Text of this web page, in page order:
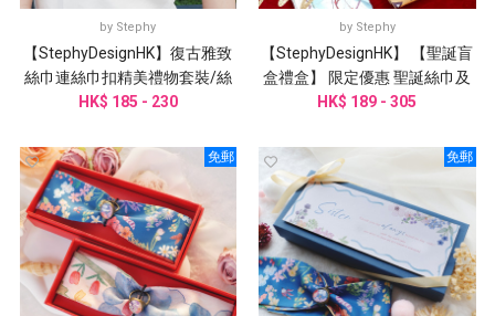
by Stephy
【StephyDesignHK】復古雅致
絲巾連絲巾扣精美禮物套裝/絲
巾/小圍巾客製化禮物
HK$ 185 - 230
by Stephy
【StephyDesignHK】 【聖誕盲
盒禮盒】 限定優惠 聖誕絲巾及
絲巾扣盲盒系列
HK$ 189 - 305
免郵 免郵